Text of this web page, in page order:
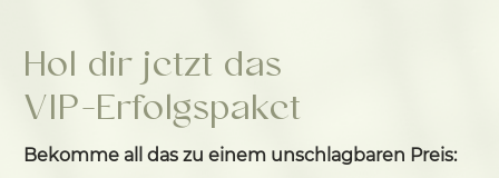
Hol dir jetzt das
VIP-Erfolgspaket
Bekomme all das zu einem unschlagbaren Preis: